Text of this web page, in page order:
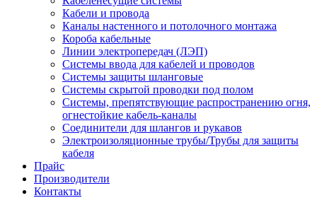
Кабели и провода
Каналы настенного и потолочного монтажа
Короба кабельные
Линии электропередач (ЛЭП)
Системы ввода для кабелей и проводов
Системы защиты шланговые
Системы скрытой проводки под полом
Системы, препятствующие распространению огня,
огнестойкие кабель-каналы
Соединители для шлангов и рукавов
Электроизоляционные трубы/Трубы для защиты
кабеля
Прайс
Производители
Контакты